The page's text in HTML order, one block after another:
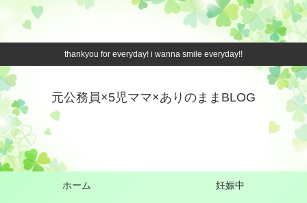
thankyou for everyday! i wanna smile everyday!!
元公務員×5児ママ×ありのままBLOG
ホーム 妊娠中